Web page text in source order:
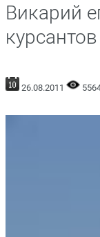
Викарий
26.08.2011